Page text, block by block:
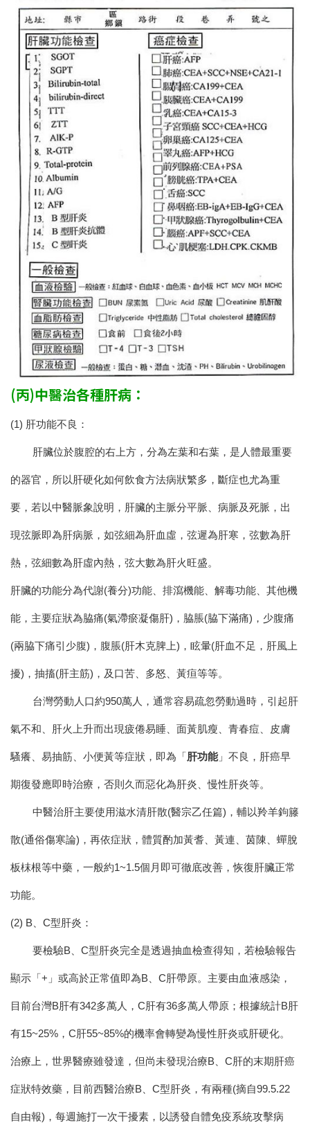
(丙)中醫治各種肝病：
(1) 肝功能不良：
肝臟位於腹腔的右上方，分為左葉和右葉，是人體最重要
的器官，所以肝硬化如何飲食方法病狀繁多，斷症也尤為重
要，若以中醫脈象說明，肝臟的主脈分平脈、病脈及死脈，出
現弦脈即為肝病脈，如弦細為肝血虛，弦遲為肝寒，弦數為肝
熱，弦細數為肝虛內熱，弦大數為肝火旺盛。
肝臟的功能分為代謝(養分)功能、排瀉機能、解毒功能、其他機
能，主要症狀為脇痛(氣滯瘀凝傷肝)，脇脹(脇下滿痛)，少腹痛
(兩脇下痛引少腹)，腹脹(肝木克脾上)，眩暈(肝血不足，肝風上
擾)，抽搐(肝主筋)，及口苦、多怒、黃疸等等。
台灣勞動人口約950萬人，通常容易疏忽勞動過時，引起肝
氣不和、肝火上升而出現疲倦易睡、面黃肌瘦、青春痘、皮膚
騷癢、易抽筋、小便黃等症狀，即為「肝功能」不良，肝癌早
期復發應即時治療，否則久而惡化為肝炎、慢性肝炎等。
中醫治肝主要使用滋水清肝散(醫宗乙任篇)，輔以羚羊鉤籐
散(通俗傷寒論)，再依症狀，體質酌加黃耆、黃連、茵陳、蟬脫
板枺根等中藥，一般約1~1.5個月即可徹底改善，恢復肝臟正常
功能。
(2) B、C型肝炎：
要檢驗B、C型肝炎完全是透過抽血檢查得知，若檢驗報告
顯示「+」或高於正常值即為B、C肝帶原。主要由血液感染，
目前台灣B肝有342多萬人，C肝有36多萬人帶原；根據統計B肝
有15~25%，C肝55~85%的機率會轉變為慢性肝炎或肝硬化。
治療上，世界醫療雖發達，但尚未發現治療B、C肝的末期肝癌
症狀特效藥，目前西醫治療B、C型肝炎，有兩種(摘自99.5.22
自由報)，每週施打一次干擾素，以誘發自體免疫系統攻擊病